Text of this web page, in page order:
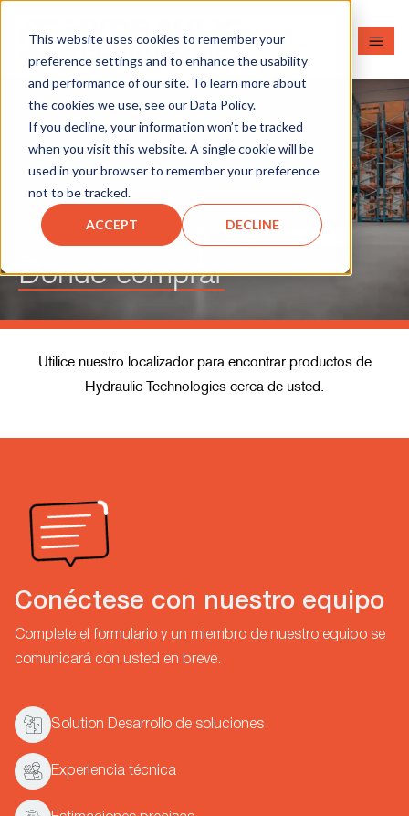
This website uses cookies to remember your
preference settings and to enhance the usability
and performance of our site. To learn more about
the cookies we use, see our Data Policy.
If you decline, your information won’t be tracked
when you visit this website. A single cookie will be
used in your browser to remember your preference
not to be tracked.
ACCEPT DECLINE
Dónde comprar
Utilice nuestro localizador para encontrar productos de
Hydraulic Technologies cerca de usted.
Conéctese con nuestro equipo
Complete el formulario y un miembro de nuestro equipo se
comunicará con usted en breve.
Solution Desarrollo de soluciones
Experiencia técnica